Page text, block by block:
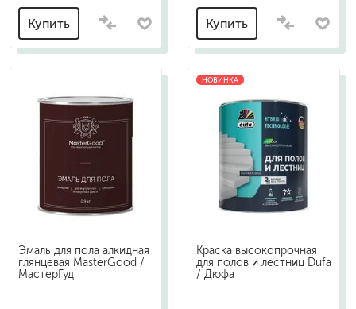
Купить Купить
Эмаль для пола алкидная
глянцевая MasterGood /
МастерГуд
НОВИНКА
Краска высокопрочная
для полов и лестниц Dufa
/ Дюфа